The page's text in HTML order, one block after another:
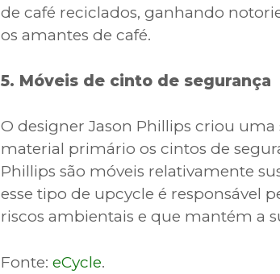
de café reciclados, ganhando
os amantes de café.
5. Móveis de cinto de segurança
O designer Jason Phillips criou
material primário os cintos de
Phillips são móveis relativamente
esse tipo de upcycle é responsável
riscos ambientais e que mantém a
Fonte: eCycle.